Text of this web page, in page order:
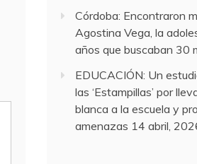
Córdoba: Encontraron
Agostina Vega, la
años que buscaban 30
EDUCACIÓN: Un
las ‘Estampillas’ por
blanca a la escuela y
amenazas 14 abril,